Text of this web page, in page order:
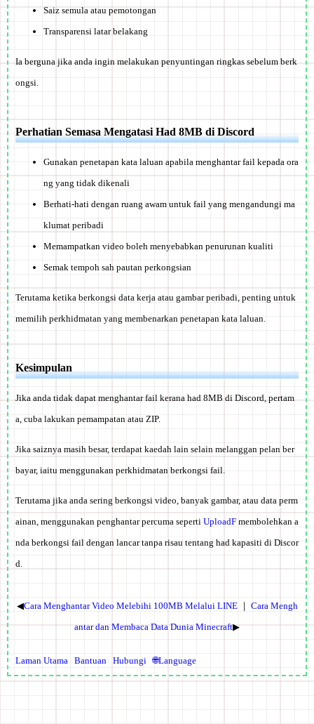
Saiz semula atau pemotongan
Transparensi latar belakang
Ia berguna jika anda ingin melakukan penyuntingan ringkas sebelum berk
ongsi.
Perhatian Semasa Mengatasi Had 8MB di Discord
Gunakan penetapan kata laluan apabila menghantar fail kepada ora
ng yang tidak dikenali
Berhati-hati dengan ruang awam untuk fail yang mengandungi ma
klumat peribadi
Memampatkan video boleh menyebabkan penurunan kualiti
Semak tempoh sah pautan perkongsian
Terutama ketika berkongsi data kerja atau gambar peribadi, penting untuk
memilih perkhidmatan yang membenarkan penetapan kata laluan
Kesimpulan
Jika anda tidak dapat menghantar fail kerana had 8MB di Discord, pertam
a, cuba lakukan pemampatan atau ZIP.
Jika saiznya masih besar, terdapat kaedah lain selain melanggan pelan ber
bayar, iaitu menggunakan perkhidmatan berkongsi fail.
Terutama jika anda sering berkongsi video, banyak gambar, atau data perm
ainan, menggunakan penghantar percuma seperti UploadF membolehkan a
nda berkongsi fail dengan lancar tanpa risau tentang had kapasiti di Discor
d.
◀Cara Menghantar Video Melebihi 100MB Melalui LINE｜ Cara Mengh
antar dan Membaca Data Dunia Minecraft▶
Laman Utama Bantuan Hubungi 🌐Language